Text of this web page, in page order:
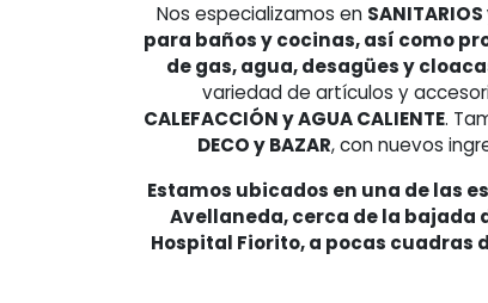
Nos especializamos en
para baños y cocinas, así como
de gas, agua, desagües y
variedad de artículos y
CALEFACCIÓN y AGUA CALIENTE.
DECO y BAZAR, con nuevos
Estamos ubicados en una de las
Avellaneda, cerca de la bajada
Hospital Fiorito, a pocas cuadras